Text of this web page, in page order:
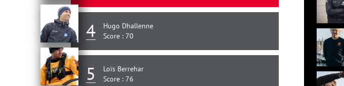
4
Hugo Dhallenne
Score : 70
5
Loïs Berrehar
Score : 76